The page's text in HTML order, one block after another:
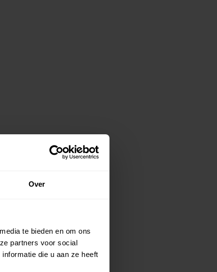
Over
te bieden en om ons
partners voor social
die u aan ze heeft